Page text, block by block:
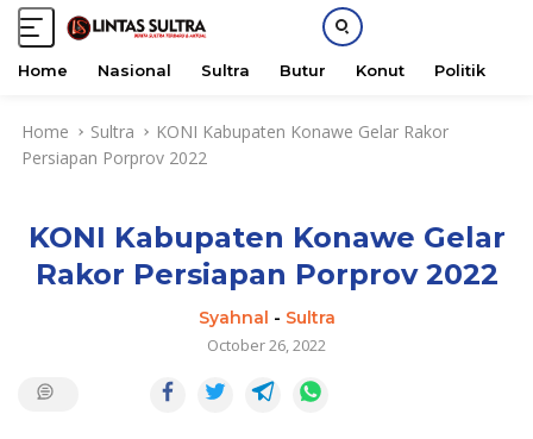
Home Nasional Sultra Butur Konut Politik
Home Sultra
KONI Kabupaten Konawe Gelar Rakor
Persiapan Porprov 2022
KONI Kabupaten Konawe Gelar
Rakor Persiapan Porprov 2022
Syahnal - Sultra
October 26, 2022